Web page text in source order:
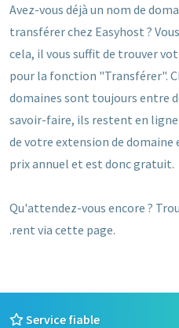
Avez-vous déjà un nom de
transférer chez Easyhost ?
cela, il vous suffit de trouver
pour la fonction "Transférer".
domaines sont toujours entre
savoir-faire, ils restent en
de votre extension de
prix annuel et est donc gratuit.
Qu'attendez-vous encore ?
.rent via cette page.
Service fiable